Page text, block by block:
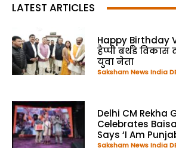
LATEST ARTICLES
Happy Birthday
हैप्पी बर्थडे विकास
युवा नेता
Saksham News India
Delhi CM Rekha
Celebrates
Says ‘I Am
Saksham News India